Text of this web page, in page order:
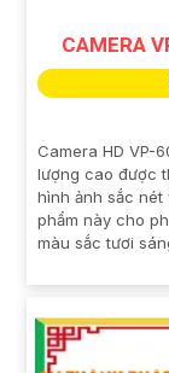
CAMERA
Camera HD VP-
lượng cao được
hình ảnh sắc
phẩm này cho
màu sắc tươi